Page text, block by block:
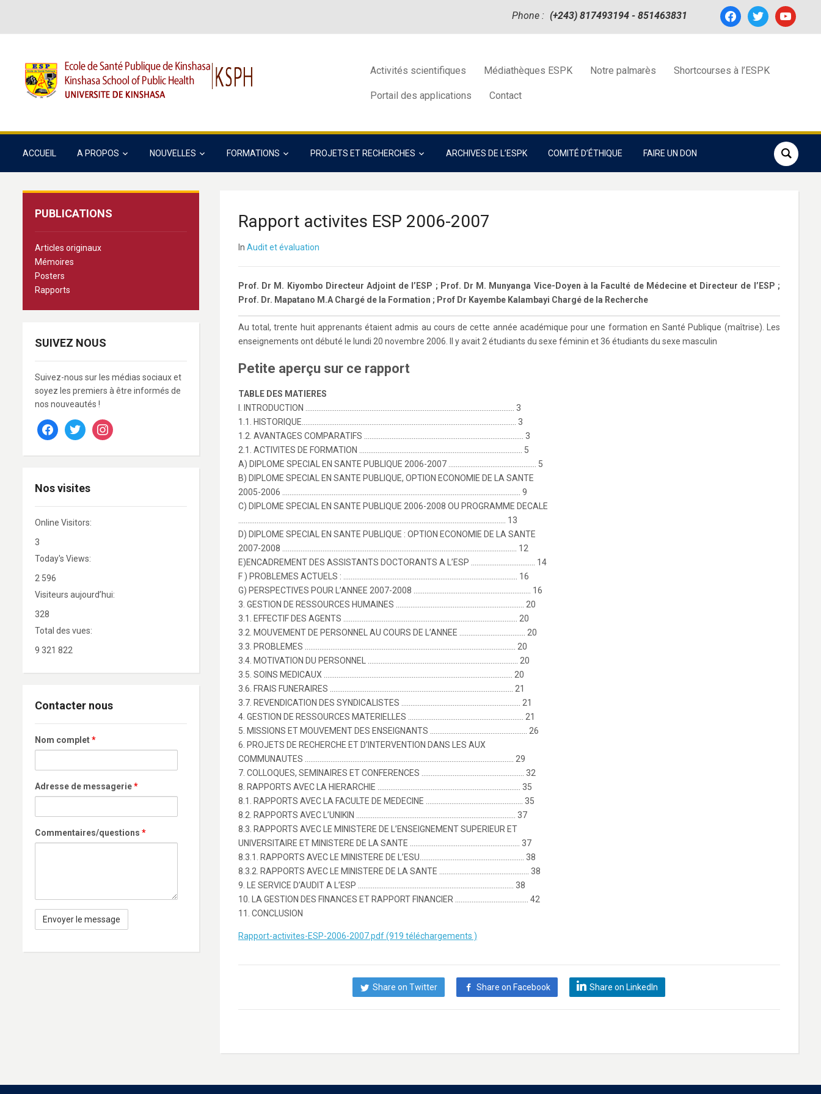
facebooktwitter youtube
Phone : (+243) 817493194 - 851463831
Activités scientifiques Médiathèques ESPK Notre palmarès Shortcourses à l’ESPK
Portail des applications Contact
ACCUEIL A PROPOS NOUVELLES FORMATIONS PROJETS ET RECHERCHES ARCHIVES DE L’ESPK COMITÉ D’ÉTHIQUE FAIRE UN DON
PUBLICATIONS
Articles originaux
Mémoires
Posters
Rapports
SUIVEZ NOUS
Suivez-nous sur les médias sociaux et
soyez les premiers à être informés de
nos nouveautés !
facebooktwitter instagram
Nos visites
Online Visitors:
3
Today's Views:
2 596
Visiteurs aujourd’hui:
328
Total des vues:
9 321 822
Contacter nous
Nom complet*
Adresse de messagerie*
Commentaires/questions *
Rapport activites ESP 2006-2007
In Audit et évaluation
Prof. Dr M. Kiyombo Directeur Adjoint de l’ESP ; Prof. Dr M. Munyanga Vice-Doyen à la Faculté de Médecine et Directeur de l’ESP ;
Prof. Dr. Mapatano M.A Chargé de la Formation ; Prof Dr Kayembe Kalambayi Chargé de la Recherche
Au total, trente huit apprenants étaient admis au cours de cette année académique pour une formation en Santé Publique (maîtrise). Les
enseignements ont débuté le lundi 20 novembre 2006. Il y avait 2 étudiants du sexe féminin et 36 étudiants du sexe masculin
Petite aperçu sur ce rapport
TABLE DES MATIERES
I. INTRODUCTION …………………………………………………………………………………………………… 3
1.1. HISTORIQUE……………………………………………………………………………………………………… 3
1.2. AVANTAGES COMPARATIFS …………………………………………………………………………… 3
2.1. ACTIVITES DE FORMATION …………………………………………………………………………….. 5
A) DIPLOME SPECIAL EN SANTE PUBLIQUE 2006-2007 ………………………………………… 5
B) DIPLOME SPECIAL EN SANTE PUBLIQUE, OPTION ECONOMIE DE LA SANTE
2005-2006 …………………………………………………………………………………………………………………. 9
C) DIPLOME SPECIAL EN SANTE PUBLIQUE 2006-2008 OU PROGRAMME DECALE
……………………………………………………………………………………………………………………………….. 13
D) DIPLOME SPECIAL EN SANTE PUBLIQUE : OPTION ECONOMIE DE LA SANTE
2007-2008 ……………………………………………………………………………………………………………….. 12
E)ENCADREMENT DES ASSISTANTS DOCTORANTS A L’ESP …………………………….. 14
F ) PROBLEMES ACTUELS : ………………………………………………………………………………….. 16
G) PERSPECTIVES POUR L’ANNEE 2007-2008 ………………………………………………………. 16
3. GESTION DE RESSOURCES HUMAINES ……………………………………………………………. 20
3.1. EFFECTIF DES AGENTS ………………………………………………………………………………….. 20
3.2. MOUVEMENT DE PERSONNEL AU COURS DE L’ANNEE ……………………………… 20
3.3. PROBLEMES ……………………………………………………………………………………………………. 20
3.4. MOTIVATION DU PERSONNEL ………………………………………………………………………. 20
3.5. SOINS MEDICAUX …………………………………………………………………………………………. 20
3.6. FRAIS FUNERAIRES ………………………………………………………………………………………. 21
3.7. REVENDICATION DES SYNDICALISTES ……………………………………………………….. 21
4. GESTION DE RESSOURCES MATERIELLES ……………………………………………………… 21
5. MISSIONS ET MOUVEMENT DES ENSEIGNANTS …………………………………………….. 26
6. PROJETS DE RECHERCHE ET D’INTERVENTION DANS LES AUX
COMMUNAUTES …………………………………………………………………………………………………… 29
7. COLLOQUES, SEMINAIRES ET CONFERENCES ……………………………………………….. 32
8. RAPPORTS AVEC LA HIERARCHIE …………………………………………………………………… 35
8.1. RAPPORTS AVEC LA FACULTE DE MEDECINE …………………………………………….. 35
8.2. RAPPORTS AVEC L’UNIKIN …………………………………………………………………………… 37
8.3. RAPPORTS AVEC LE MINISTERE DE L’ENSEIGNEMENT SUPERIEUR ET
UNIVERSITAIRE ET MINISTERE DE LA SANTE …………………………………………………… 37
8.3.1. RAPPORTS AVEC LE MINISTERE DE L’ESU………………………………………………… 38
8.3.2. RAPPORTS AVEC LE MINISTERE DE LA SANTE …………………………………………. 38
9. LE SERVICE D’AUDIT A L’ESP …………………………………………………………………………. 38
10. LA GESTION DES FINANCES ET RAPPORT FINANCIER …………………………………. 42
11. CONCLUSION
Rapport-activites-ESP-2006-2007.pdf (919 téléchargements )
Share on Twitter Share on Facebook Share on LinkedIn